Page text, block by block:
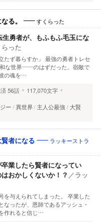
る。 すくらった
生勇者が、もふもふ毛玉にな
った
たず暮らすか」 最強の勇者トレセ
な世界――のはずだった。 ​宿敵で
の魂を…
56話
117,070文字
ー 異世界 主人公最強 大賢
者になる
ラッキーストラ
業したら賢者になってい
おかしくないか！？ ／ラッ
を与えられてしまった。 卒業した
ったが、恩師であるアッシュ・
作れると信じ…